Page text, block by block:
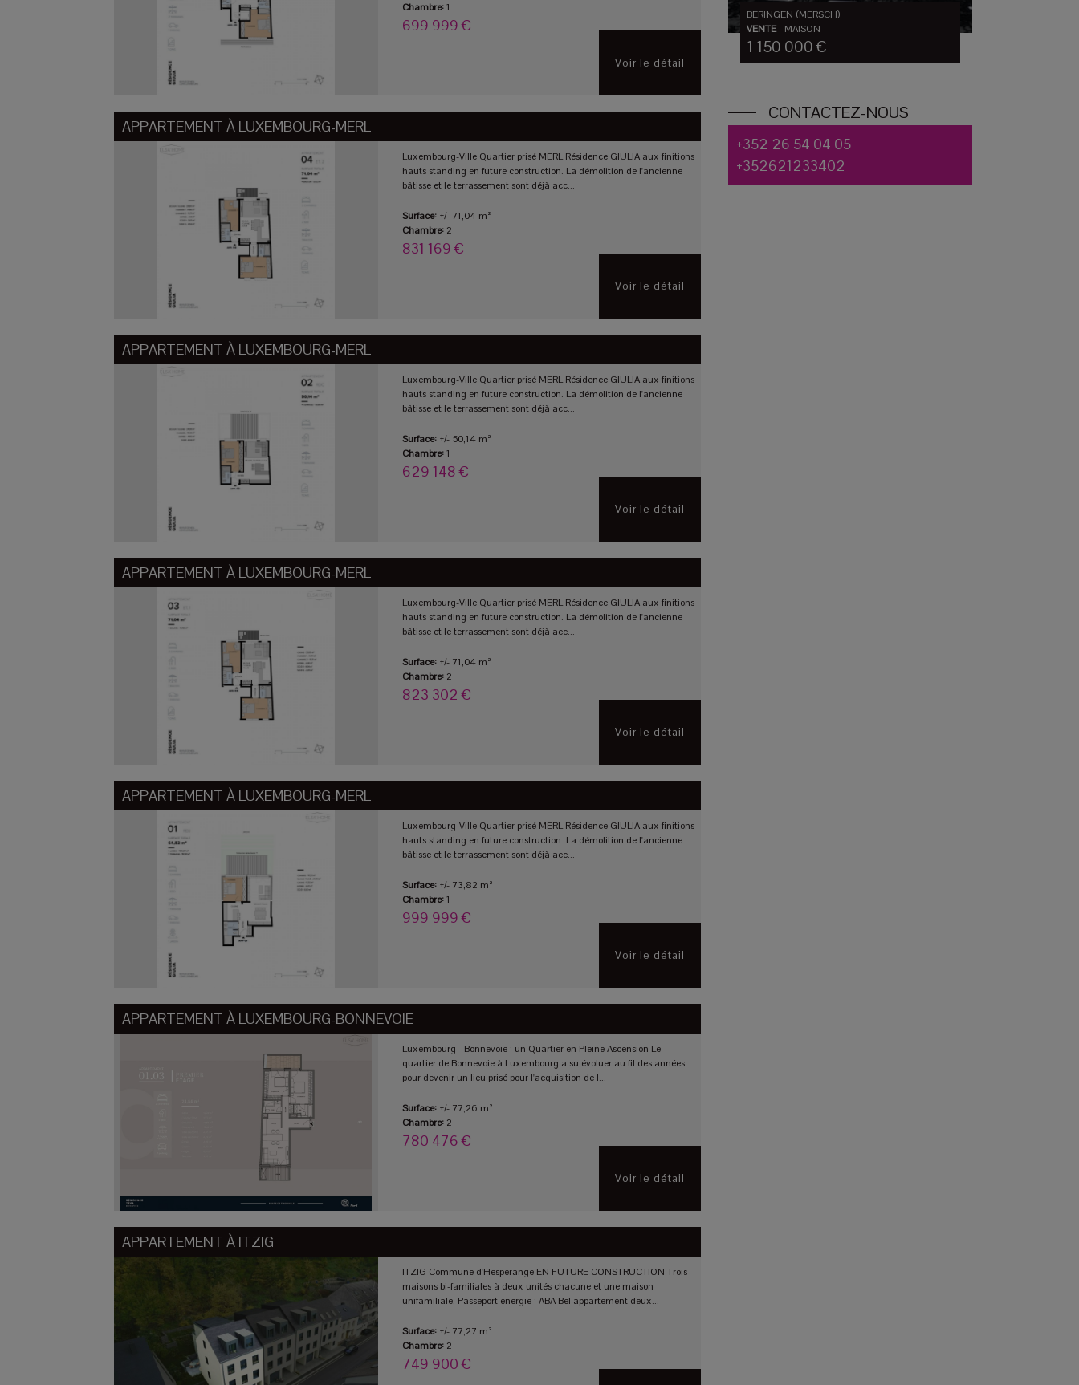
Chambre:1
699 999 €
Voir le détail
APPARTEMENT À LUXEMBOURG-MERL
Luxembourg-Ville Quartier prisé MERL Résidence GIULIA aux finitions
hauts standing en future construction. La démolition de l'ancienne
bâtisse et le terrassement sont déjà acc...
Surface: +/- 71,04 m²
Chambre: 2
831 169 €
Voir le détail
APPARTEMENT À LUXEMBOURG-MERL
Luxembourg-Ville Quartier prisé MERL Résidence GIULIA aux finitions
hauts standing en future construction. La démolition de l'ancienne
bâtisse et le terrassement sont déjà acc...
Surface: +/- 50,14 m²
Chambre:1
629 148 €
Voir le détail
APPARTEMENT À LUXEMBOURG-MERL
Luxembourg-Ville Quartier prisé MERL Résidence GIULIA aux finitions
hauts standing en future construction. La démolition de l'ancienne
bâtisse et le terrassement sont déjà acc...
Surface: +/- 71,04 m²
Chambre: 2
823 302 €
Voir le détail
APPARTEMENT À LUXEMBOURG-MERL
Luxembourg-Ville Quartier prisé MERL Résidence GIULIA aux finitions
hauts standing en future construction. La démolition de l'ancienne
bâtisse et le terrassement sont déjà acc...
Surface: +/- 73,82 m²
Chambre:1
999 999 €
Voir le détail
APPARTEMENT À LUXEMBOURG-BONNEVOIE
Luxembourg - Bonnevoie : un Quartier en Pleine Ascension Le
quartier de Bonnevoie à Luxembourg a su évoluer au fil des années
pour devenir un lieu prisé pour l'acquisition de l...
Surface: +/- 77,26 m²
Chambre: 2
780 476 €
Voir le détail
APPARTEMENT À ITZIG
ITZIG Commune d'Hesperange EN FUTURE CONSTRUCTION Trois
maisons bi-familiales à deux unités chacune et une maison
unifamiliale. Passeport énergie : ABA Bel appartement deux...
Surface: +/- 77,27 m²
Chambre: 2
749 900 €
BERINGEN (MERSCH)
VENTE- MAISON
1 150 000 €
CONTACTEZ-NOUS
+352 26 54 04 05
+352621233402